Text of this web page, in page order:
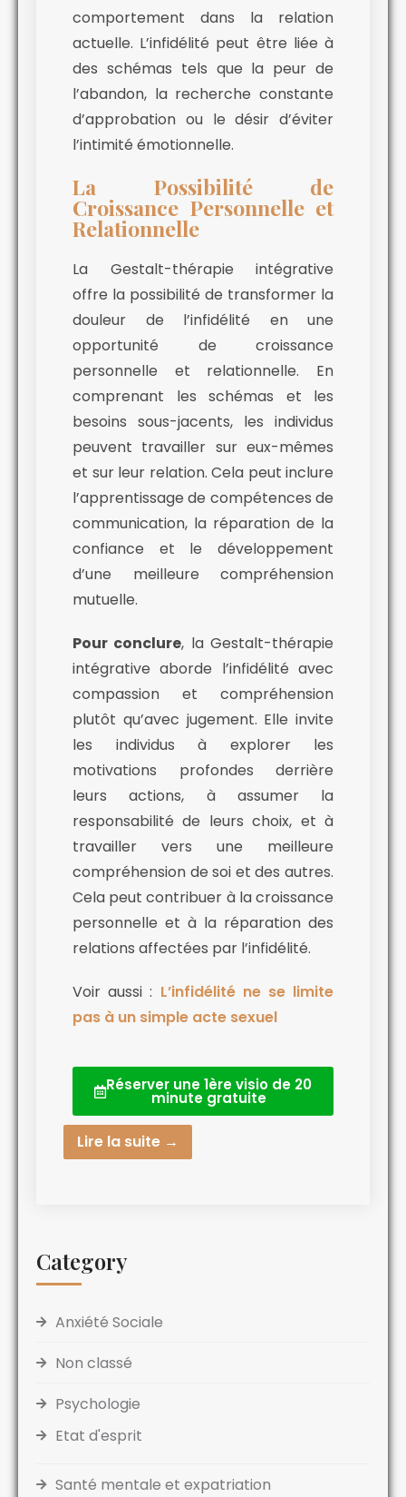
comportement dans la relation
actuelle. L’infidélité peut être liée à
des schémas tels que la peur de
l’abandon, la recherche constante
d’approbation ou le désir d’éviter
l’intimité émotionnelle.
La Possibilité de
Croissance Personnelle et
Relationnelle
La Gestalt-thérapie intégrative
offre la possibilité de transformer la
douleur de l’infidélité en une
opportunité de croissance
personnelle et relationnelle. En
comprenant les schémas et les
besoins sous-jacents, les individus
peuvent travailler sur eux-mêmes
et sur leur relation. Cela peut inclure
l’apprentissage de compétences de
communication, la réparation de la
confiance et le développement
d’une meilleure compréhension
mutuelle.
Pour conclure, la Gestalt-thérapie
intégrative aborde l’infidélité avec
compassion et compréhension
plutôt qu’avec jugement. Elle invite
les individus à explorer les
motivations profondes derrière
leurs actions, à assumer la
responsabilité de leurs choix, et à
travailler vers une meilleure
compréhension de soi et des autres.
Cela peut contribuer à la croissance
personnelle et à la réparation des
relations affectées par l’infidélité.
Voir aussi : L’infidélité ne se limite
pas à un simple acte sexuel
Réserver une 1ère visio de 20
minute gratuite
Lire la suite →
Category
Anxiété Sociale
Non classé
Psychologie
Etat d'esprit
Santé mentale et expatriation